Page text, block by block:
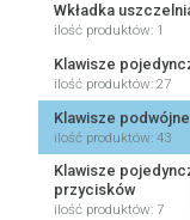
Wkładka
ilość produktów: 1
Klawisze
ilość produktów: 27
Klawisze podwójne
ilość produktów: 43
Klawisze
przycisków
ilość produktów: 7